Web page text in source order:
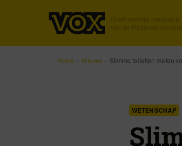
Home Nieuws Slimme toiletten meten
WETENSCHAP